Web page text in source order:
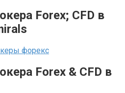
Forex; CFD в
форекс
Forex & CFD в